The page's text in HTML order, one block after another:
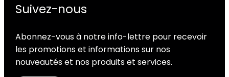
Suivez-nous
Abonnez-vous à notre info-lettre pour recevoir
les promotions et informations sur nos
nouveautés et nos produits et services.